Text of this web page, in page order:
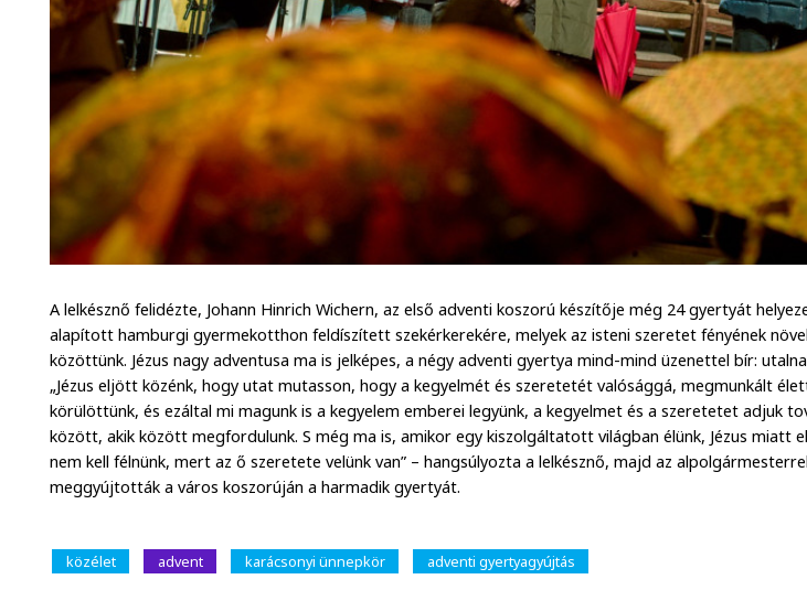
A lelkésznő felidézte, Johann Hinrich Wichern, az első adventi koszorú készítője még 24 gyertyát
alapított hamburgi gyermekotthon feldíszített szekérkerekére, melyek az isteni szeretet fényének
közöttünk. Jézus nagy adventusa ma is jelképes, a négy adventi gyertya mind-mind üzenettel bír:
„Jézus eljött közénk, hogy utat mutasson, hogy a kegyelmét és szeretetét valósággá, megmunkált
körülöttünk, és ezáltal mi magunk is a kegyelem emberei legyünk, a kegyelmet és a szeretetet adjuk
között, akik között megfordulunk. S még ma is, amikor egy kiszolgáltatott világban élünk, Jézus miatt
nem kell félnünk, mert az ő szeretete velünk van” – hangsúlyozta a lelkésznő, majd az
meggyújtották a város koszorúján a harmadik gyertyát.
közélet advent karácsonyi ünnepkör adventi gyertyagyújtás